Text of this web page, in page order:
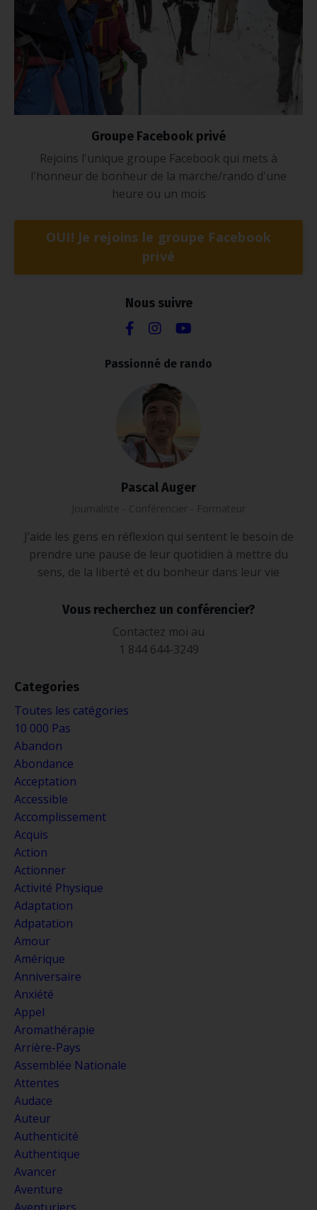
Groupe Facebook privé
Rejoins l'unique groupe Facebook qui mets à
l'honneur de bonheur de la marche/rando d'une
heure ou un mois
OUI! Je rejoins le groupe Facebook
privé
Nous suivre
Passionné de rando
Pascal Auger
Journaliste - Conférencier - Formateur
J’aide les gens en réflexion qui sentent le besoin de
prendre une pause de leur quotidien à mettre du
sens, de la liberté et du bonheur dans leur vie
Vous recherchez un conférencier?
Contactez moi au
1 844 644-3249
Categories
Toutes les catégories
10 000 Pas
Abandon
Abondance
Acceptation
Accessible
Accomplissement
Acquis
Action
Actionner
Activité Physique
Adaptation
Adpatation
Amour
Amérique
Anniversaire
Anxiété
Appel
Aromathérapie
Arrière-Pays
Assemblée Nationale
Attentes
Audace
Auteur
Authenticité
Authentique
Avancer
Aventure